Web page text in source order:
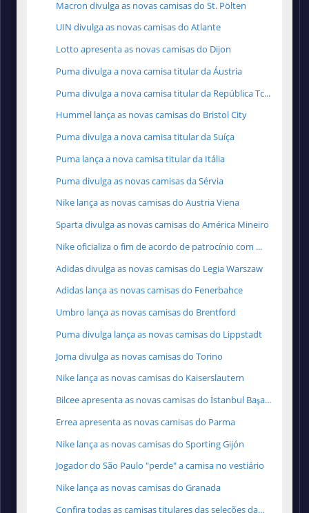
Macron divulga as novas camisas do St. Pölten
UIN divulga as novas camisas do Atlante
Lotto apresenta as novas camisas do Dijon
Puma divulga a nova camisa titular da Áustria
Puma divulga a nova camisa titular da República Tc...
Hummel lança as novas camisas do Bristol City
Puma divulga a nova camisa titular da Suíça
Puma lança a nova camisa titular da Itália
Puma divulga as novas camisas da Sérvia
Nike lança as novas camisas do Austria Viena
Sparta divulga as novas camisas do América Mineiro
Nike oficializa o fim de acordo de patrocínio com ...
Adidas divulga as novas camisas do Legia Warszaw
Adidas lança as novas camisas do Fenerbahce
Umbro lança as novas camisas do Brentford
Puma divulga lança as novas camisas do Lippstadt
Joma divulga as novas camisas do Torino
Nike lança as novas camisas do Kaiserslautern
Bilcee apresenta as novas camisas do İstanbul Başa...
Errea apresenta as novas camisas do Parma
Nike lança as novas camisas do Sporting Gijón
Jogador do São Paulo "perde" a camisa no vestiário
Nike lança as novas camisas do Granada
Confira todas as camisas titulares das seleções da...